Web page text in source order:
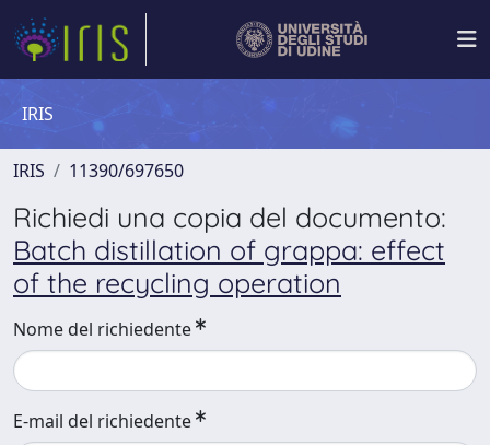
IRIS
IRIS 11390/697650
Richiedi una copia del documento:
Batch distillation of grappa: effect
of the recycling operation
Nome del richiedente
E-mail del richiedente